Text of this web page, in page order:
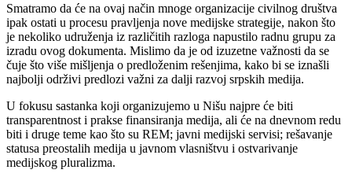
Smatramo da će na ovaj način mnoge organizacije civilnog društva
ipak ostati u procesu pravljenja nove medijske strategije, nakon što
je nekoliko udruženja iz različitih razloga napustilo radnu grupu za
izradu ovog dokumenta. Mislimo da je od izuzetne važnosti da se
čuje što više mišljenja o predloženim rešenjima, kako bi se iznašli
najbolji održivi predlozi važni za dalji razvoj srpskih medija.
U fokusu sastanka koji organizujemo u Nišu najpre će biti
transparentnost i prakse finansiranja medija, ali će na dnevnom redu
biti i druge teme kao što su REM; javni medijski servisi; rešavanje
statusa preostalih medija u javnom vlasništvu i ostvarivanje
medijskog pluralizma.